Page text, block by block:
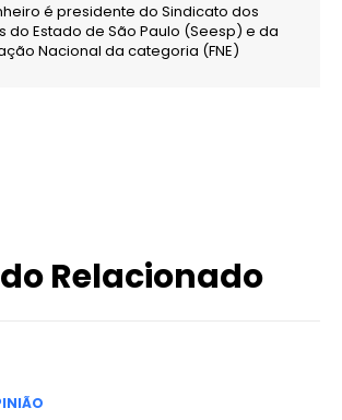
é presidente do Sindicato dos
do Estado de São Paulo (Seesp) e da
Nacional da categoria (FNE)
Relacionado